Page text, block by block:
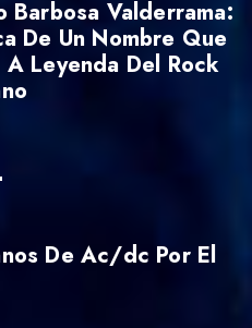
Barbosa Valderrama:
De Un Nombre Que
A Leyenda Del Rock
De Ac/dc Por El